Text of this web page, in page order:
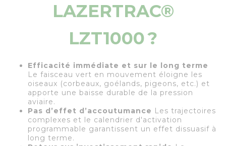
LAZERTRAC®
LZT1000 ?
Efficacité immédiate et sur le long terme
Le faisceau vert en mouvement éloigne les
oiseaux (corbeaux, goélands, pigeons, etc.) et
apporte une baisse durable de la pression
aviaire.
Pas d’effet d’accoutumance Les trajectoires
complexes et le calendrier d'activation
programmable garantissent un effet dissuasif à
long terme.